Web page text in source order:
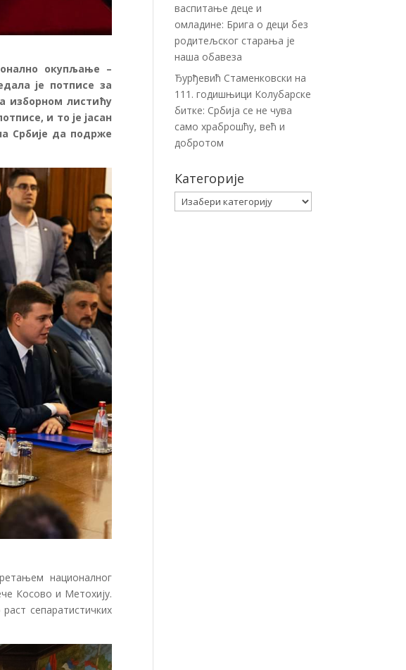
окупљање –
је потписе за
изборном листићу
и то је јасан
Србије да подрже
националног
Косово и Метохију.
сепаратистичких
васпитање деце и
омладине: Брига о деци без
родитељског старања је
наша обавеза
Ђурђевић Стаменковски на
111. годишњици Колубарске
битке: Србија се не чува
само храброшћу, већ и
добротом
Категорије
Категорије